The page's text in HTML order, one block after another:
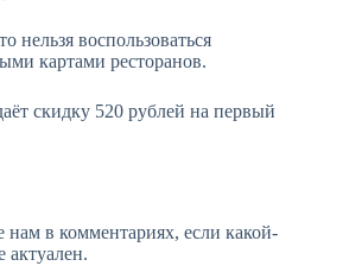
нельзя воспользоваться
картами ресторанов.
скидку 520 рублей на первый
в комментариях, если какой-
актуален.